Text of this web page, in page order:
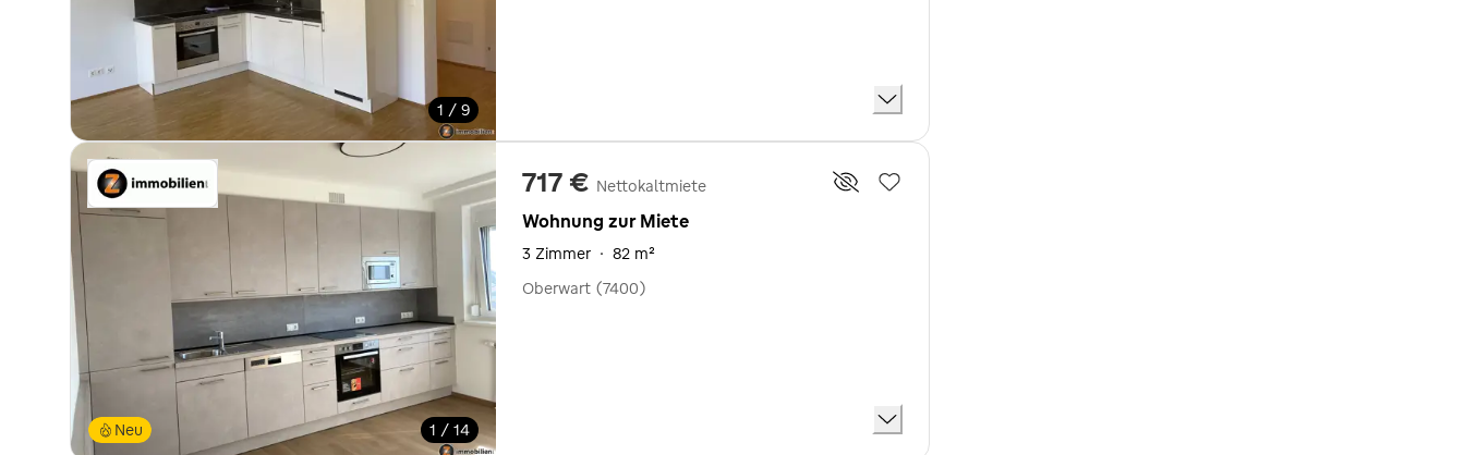
1 / 9
1 / 14
Neu
717 € Nettokaltmiete
Wohnung zur Miete
3 Zimmer · 82 m²
Oberwart (7400)